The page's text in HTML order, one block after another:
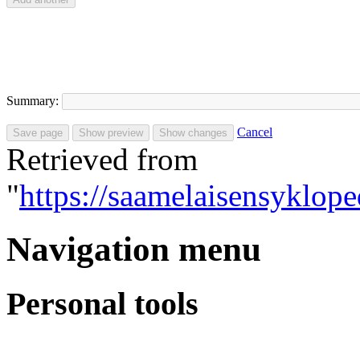
Summary:
Cancel
Retrieved from
"https://
Navigation menu
Personal tools